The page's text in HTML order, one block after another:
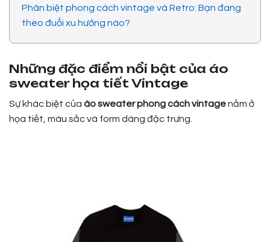
Phân biệt phong cách vintage và Retro: Bạn đang
theo đuổi xu hướng nào?
Những đặc điểm nổi bật của áo
sweater họa tiết Vintage
Sự khác biệt của áo sweater phong cách vintagenằm ở
họa tiết, màu sắc và form dáng đặc trưng.